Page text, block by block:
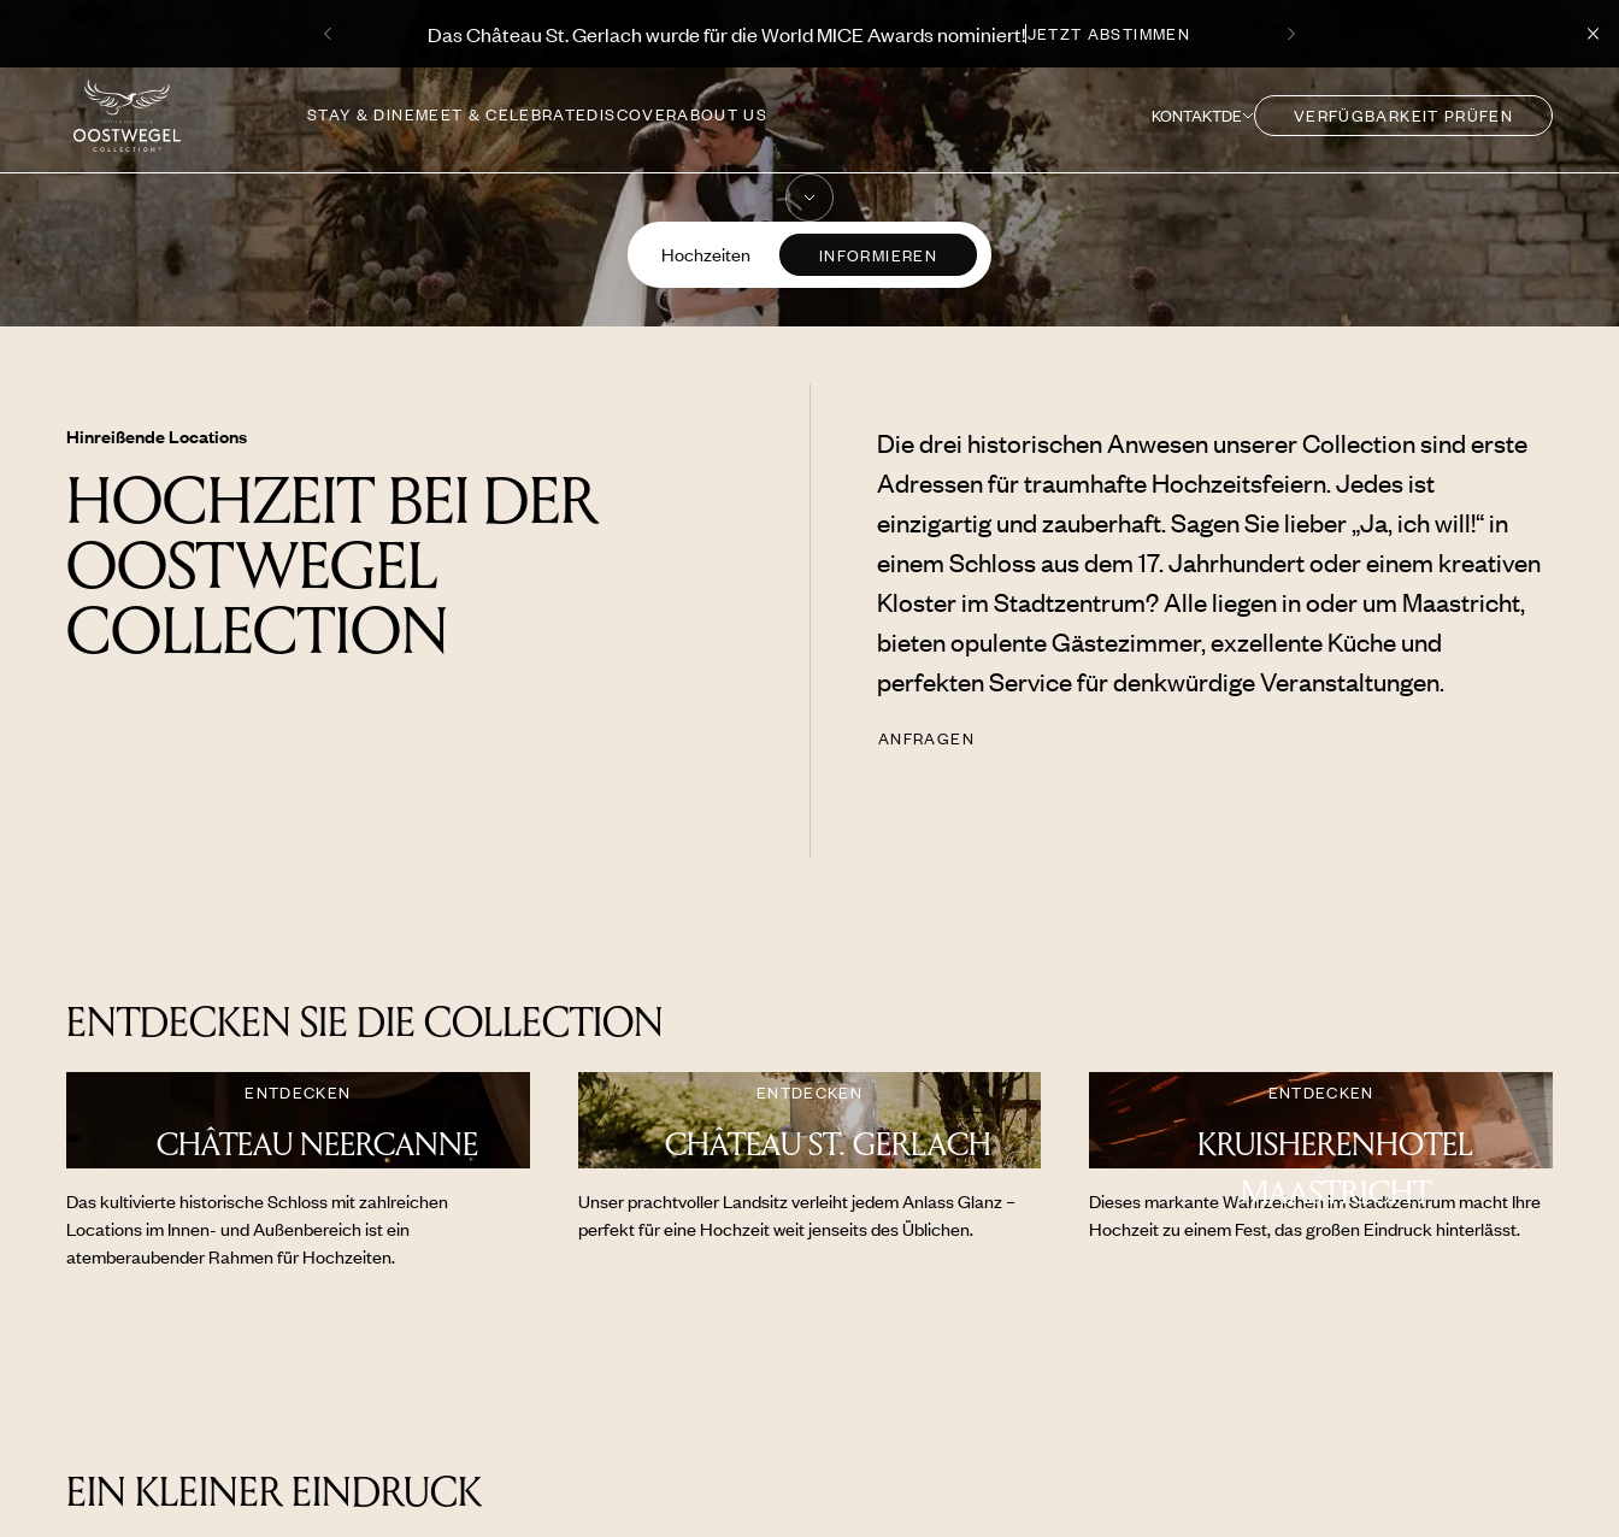
Ihr perfekter Sommer beginnt hier, entdecken Sie unsere AngeboteENTDECKEN
KONTAKTDE VERFÜGBARKEIT PRÜFEN
STAY & DINEMEET & CELEBRATEDISCOVERABOUT US
Hochzeiten INFORMIEREN
Hinreißende Locations
HOCHZEIT BEI DER
OOSTWEGEL
COLLECTION
Die drei historischen Anwesen unserer Collection sind erste
Adressen für traumhafte Hochzeitsfeiern. Jedes ist
einzigartig und zauberhaft. Sagen Sie lieber „Ja, ich will!“ in
einem Schloss aus dem 17. Jahrhundert oder einem kreativen
Kloster im Stadtzentrum? Alle liegen in oder um Maastricht,
bieten opulente Gästezimmer, exzellente Küche und
perfekten Service für denkwürdige Veranstaltungen.
ANFRAGEN
ENTDECKEN SIE DIE COLLECTION
CHÂTEAU NEERCANNE
ENTDECKEN
Das kultivierte historische Schloss mit zahlreichen
Locations im Innen- und Außenbereich ist ein
atemberaubender Rahmen für Hochzeiten.
CHÂTEAU ST. GERLACH
ENTDECKEN
Unser prachtvoller Landsitz verleiht jedem Anlass Glanz –
perfekt für eine Hochzeit weit jenseits des Üblichen.
KRUISHERENHOTEL
MAASTRICHT
ENTDECKEN
Dieses markante Wahrzeichen im Stadtzentrum macht Ihre
Hochzeit zu einem Fest, das großen Eindruck hinterlässt.
EIN KLEINER EINDRUCK